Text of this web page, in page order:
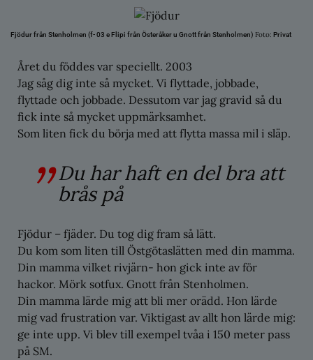
Fjödur från Stenholmen (f- 03 e Flipi från Österåker u Gnott från Stenholmen) Foto: Privat
Året du föddes var speciellt. 2003
Jag såg dig inte så mycket. Vi flyttade, jobbade,
flyttade och jobbade. Dessutom var jag gravid så du
fick inte så mycket uppmärksamhet.
Som liten fick du börja med att flytta massa mil i släp.
Du har haft en del bra att
brås på
Fjödur – fjäder. Du tog dig fram så lätt.
Du kom som liten till Östgötaslätten med din mamma.
Din mamma vilket rivjärn- hon gick inte av för
hackor. Mörk sotfux. Gnott från Stenholmen.
Din mamma lärde mig att bli mer orädd. Hon lärde
mig vad frustration var. Viktigast av allt hon lärde mig:
ge inte upp. Vi blev till exempel tvåa i 150 meter pass
på SM.